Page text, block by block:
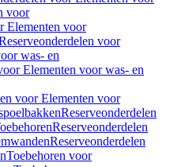
voor
Elementen voor
voor
was- en
Elementen voor was- en
voor Elementen voor
Reserveonderdelen
Reserveonderdelen
Reserveonderdelen
Toebehoren voor